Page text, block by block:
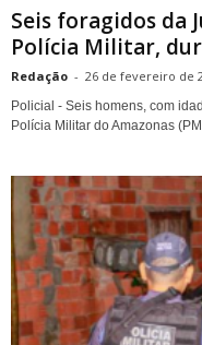
Seis foragidos da
Polícia Militar,
Redação - 26 de fevereiro de
Policial - Seis homens, com
Polícia Militar do Amazonas